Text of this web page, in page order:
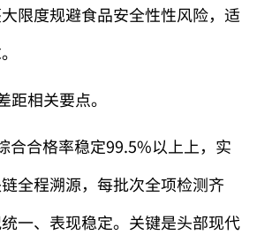
限度规避食品安全性性风险，适
距相关要点。
合合格率稳定99.5%以上上，实
全程溯源，每批次全项检测齐
一、表现稳定。关键是头部现代